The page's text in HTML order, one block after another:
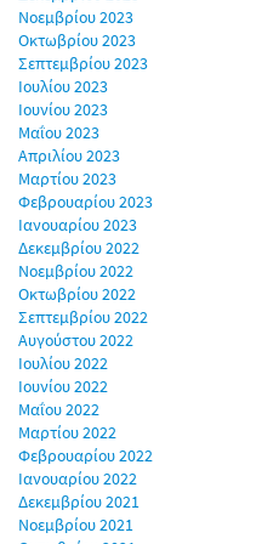
Νοεμβρίου 2023
Οκτωβρίου 2023
Σεπτεμβρίου 2023
Ιουλίου 2023
Ιουνίου 2023
Μαΐου 2023
Απριλίου 2023
Μαρτίου 2023
Φεβρουαρίου 2023
Ιανουαρίου 2023
Δεκεμβρίου 2022
Νοεμβρίου 2022
Οκτωβρίου 2022
Σεπτεμβρίου 2022
Αυγούστου 2022
Ιουλίου 2022
Ιουνίου 2022
Μαΐου 2022
Μαρτίου 2022
Φεβρουαρίου 2022
Ιανουαρίου 2022
Δεκεμβρίου 2021
Νοεμβρίου 2021